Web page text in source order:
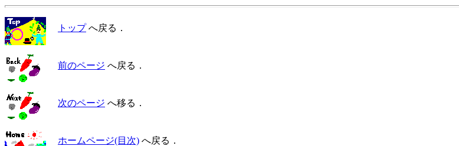
トップへ戻る．
前のページ へ戻る．
次のページ へ移る．
ホームページ(目次) へ戻る．